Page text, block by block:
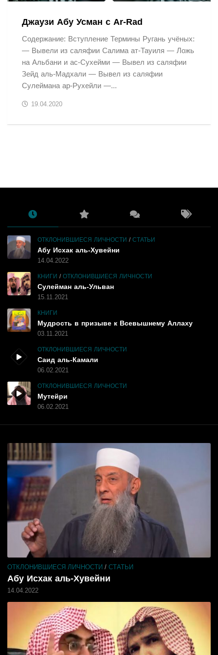
Джаузи Абу Усман с Ar-Rad
Содержание: Вступление Термины Ругань учёных:
— Вывели из саляфии Салима ат-Тауиля — Ложь
на Альбани и ас-Сухейми — Вывел из саляфии
Зейд аль-Мадхали — Вывел из саляфии
Сулеймана ар-Рухейли —...
19.04.2020
ОТКЛОНИВШИЕСЯ ЛИЧНОСТИ /СТАТЬИ
Абу Исхак аль-Хувейни
14.04.2022
КНИГИ /ОТКЛОНИВШИЕСЯ ЛИЧНОСТИ
Сулейман аль-Ульван
15.11.2021
КНИГИ
Мудрость в призыве к Всевышнему Аллаху
03.11.2021
ОТКЛОНИВШИЕСЯ ЛИЧНОСТИ
Саид аль-Камали
06.02.2021
ОТКЛОНИВШИЕСЯ ЛИЧНОСТИ
Мутейри
06.02.2021
ОТКЛОНИВШИЕСЯ ЛИЧНОСТИ/СТАТЬИ
Абу Исхак аль-Хувейни
14.04.2022